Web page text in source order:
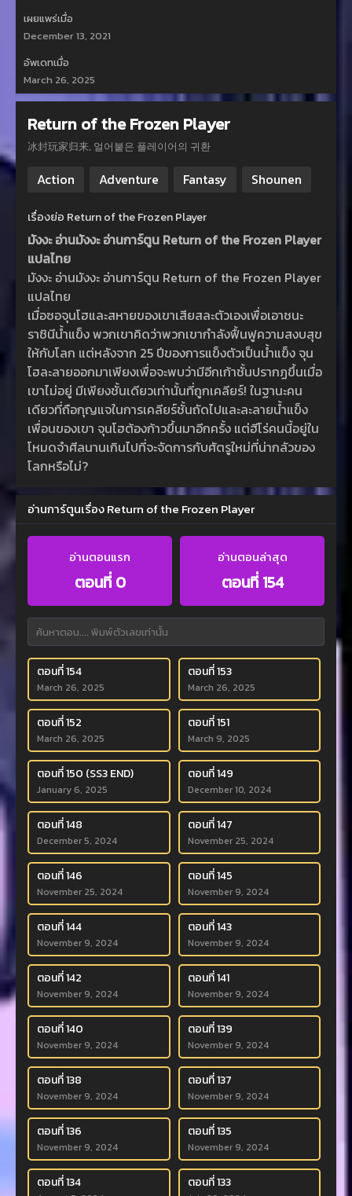
เผยแพร่เมื่อ
December 13, 2021
อัพเดทเมื่อ
March 26, 2025
Return of the Frozen Player
冰封玩家归来, 얼어붙은 플레이어의 귀환
Action Adventure Fantasy Shounen
เรื่องย่อ Return of the Frozen Player
มังงะ อ่านมังงะ อ่านการ์ตูน Return of the Frozen Player
แปลไทย
มังงะ อ่านมังงะ อ่านการ์ตูน Return of the Frozen Player
แปลไทย
เมื่อซอจุนโฮและสหายของเขาเสียสละตัวเองเพื่อเอาชนะ
ราชินีน้ำแข็ง พวกเขาคิดว่าพวกเขากำลังฟื้นฟูความสงบสุข
ให้กับโลก แต่หลังจาก 25 ปีของการแข็งตัวเป็นน้ำแข็ง จุน
โฮละลายออกมาเพียงเพื่อจะพบว่ามีอีกเก้าชั้นปรากฏขึ้นเมื่อ
เขาไม่อยู่ มีเพียงชั้นเดียวเท่านั้นที่ถูกเคลียร์! ในฐานะคน
เดียวที่ถือกุญแจในการเคลียร์ชั้นถัดไปและละลายน้ำแข็ง
เพื่อนของเขา จุนโฮต้องก้าวขึ้นมาอีกครั้ง แต่ฮีโร่คนนี้อยู่ใน
โหมดจำศีลนานเกินไปที่จะจัดการกับศัตรูใหม่ที่น่ากลัวของ
โลกหรือไม่?
อ่านการ์ตูนเรื่อง Return of the Frozen Player
อ่านตอนแรก
ตอนที่ 0
อ่านตอนล่าสุด
ตอนที่ 154
ตอนที่ 154
March 26, 2025
ตอนที่ 153
March 26, 2025
ตอนที่ 152
March 26, 2025
ตอนที่ 151
March 9, 2025
ตอนที่ 150 (SS3 END)
January 6, 2025
ตอนที่ 149
December 10, 2024
ตอนที่ 148
December 5, 2024
ตอนที่ 147
November 25, 2024
ตอนที่ 146
November 25, 2024
ตอนที่ 145
November 9, 2024
ตอนที่ 144
November 9, 2024
ตอนที่ 143
November 9, 2024
ตอนที่ 142
November 9, 2024
ตอนที่ 141
November 9, 2024
ตอนที่ 140
November 9, 2024
ตอนที่ 139
November 9, 2024
ตอนที่ 138
November 9, 2024
ตอนที่ 137
November 9, 2024
ตอนที่ 136
November 9, 2024
ตอนที่ 135
November 9, 2024
ตอนที่ 134 ตอนที่ 133